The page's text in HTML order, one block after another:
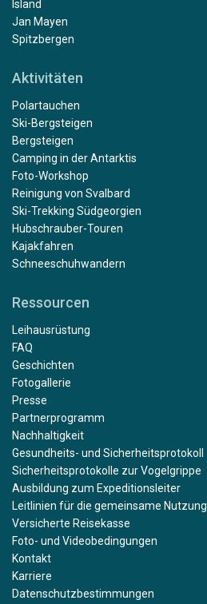
Island
Jan Mayen
Spitzbergen
Aktivitäten
Polartauchen
Ski-Bergsteigen
Bergsteigen
Camping in der Antarktis
Foto-Workshop
Reinigung von Svalbard
Ski-Trekking Südgeorgien
Hubschrauber-Touren
Kajakfahren
Schneeschuhwandern
Ressourcen
Leihausrüstung
FAQ
Geschichten
Fotogallerie
Presse
Partnerprogramm
Nachhaltigkeit
Gesundheits- und Sicherheitsprotokoll
Sicherheitsprotokolle zur Vogelgrippe
Ausbildung zum Expeditionsleiter
Leitlinien für die gemeinsame Nutzung
Versicherte Reisekasse
Foto- und Videobedingungen
Kontakt
Karriere
Datenschutzbestimmungen